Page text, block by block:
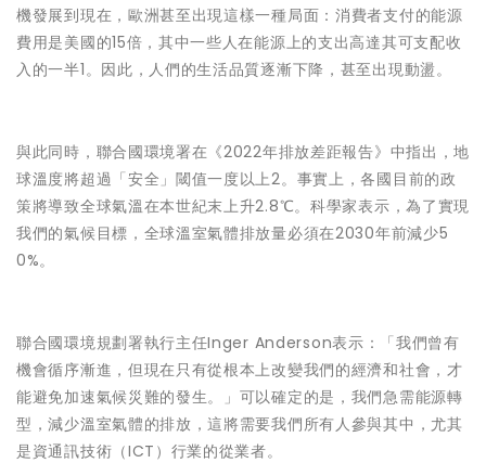
機發展到現在，歐洲甚至出現這樣一種局面：消費者支付的能源
費用是美國的15倍，其中一些人在能源上的支出高達其可支配收
入的一半1。因此，人們的生活品質逐漸下降，甚至出現動盪。
與此同時，聯合國環境署在《2022年排放差距報告》中指出，地
球溫度將超過「安全」閾值一度以上2。事實上，各國目前的政
策將導致全球氣溫在本世紀末上升2.8℃。科學家表示，為了實現
我們的氣候目標，全球溫室氣體排放量必須在2030年前減少5
0%。
聯合國環境規劃署執行主任Inger Anderson表示：「我們曾有
機會循序漸進，但現在只有從根本上改變我們的經濟和社會，才
能避免加速氣候災難的發生。」可以確定的是，我們急需能源轉
型，減少溫室氣體的排放，這將需要我們所有人參與其中，尤其
是資通訊技術（ICT）行業的從業者。